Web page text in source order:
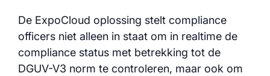
De ExpoCloud oplossing stelt compliance
officers niet alleen in staat om in realtime de
compliance status met betrekking tot de
DGUV-V3 norm te controleren, maar ook om